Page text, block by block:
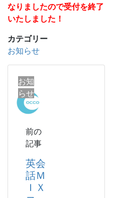
なりましたので受付を終了
いたしました！
カテゴリー
お知らせ
お知
らせ
前の
記事
英会
話Ｍ
ＩＸ